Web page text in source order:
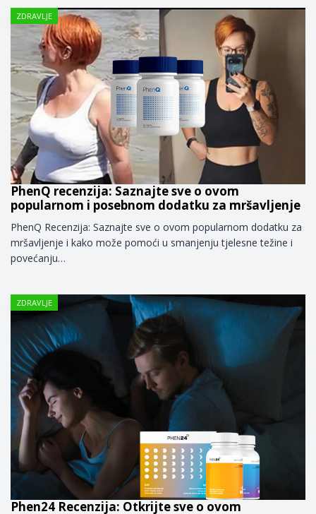
ZDRAVLJE
PhenQ recenzija: Saznajte sve o ovom
popularnom i posebnom dodatku za mršavljenje
PhenQ Recenzija: Saznajte sve o ovom popularnom dodatku za
mršavljenje i kako može pomoći u smanjenju tjelesne težine i
povećanju…
ZDRAVLJE
Phen24 Recenzija: Otkrijte sve o ovom